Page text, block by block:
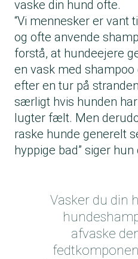
vaske din hund ofte.
“Vi mennesker er vant
og ofte anvende
forstå, at hundeejere
en vask med
efter en tur på
særligt hvis hunden
lugter fælt. Men
raske hunde generelt
hyppige bad” siger
Vasker du din
afvaske